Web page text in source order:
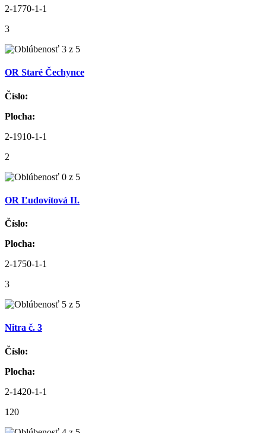
2-1770-1-1
3
OR Staré Čechynce
Číslo:
Plocha:
2-1910-1-1
2
OR Ľudovítová II.
Číslo:
Plocha:
2-1750-1-1
3
Nitra č. 3
Číslo:
Plocha:
2-1420-1-1
120